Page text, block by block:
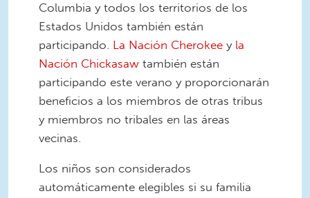
Columbia y todos los territorios de los
Estados Unidos también están
participando. La Nación Cherokee y la
Nación Chickasaw también están
participando este verano y proporcionarán
beneficios a los miembros de otras tribus
y miembros no tribales en las áreas
vecinas.
Los niños son considerados
automáticamente elegibles si su familia